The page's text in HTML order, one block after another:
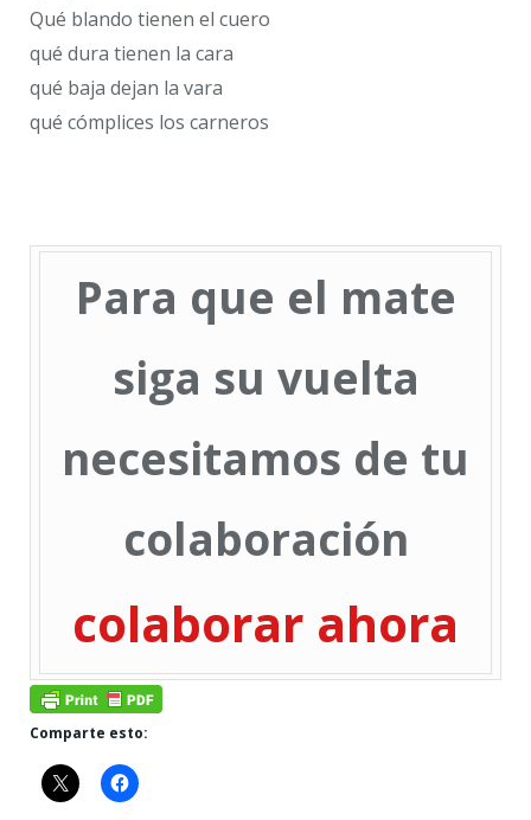
Qué blando tienen el cuero
qué dura tienen la cara
qué baja dejan la vara
qué cómplices los carneros
Para que el mate
siga su vuelta
necesitamos de tu
colaboración
colaborar ahora
Comparte esto: